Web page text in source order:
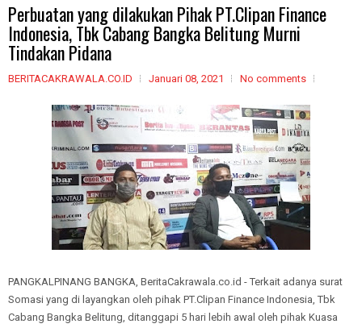
Perbuatan yang dilakukan Pihak PT.Clipan Finance
Indonesia, Tbk Cabang Bangka Belitung Murni
Tindakan Pidana
BERITACAKRAWALA.CO.ID Januari 08, 2021 No comments
PANGKALPINANG BANGKA, BeritaCakrawala.co.id - Terkait adanya surat
Somasi yang di layangkan oleh pihak PT.Clipan Finance Indonesia, Tbk
Cabang Bangka Belitung, ditanggapi 5 hari lebih awal oleh pihak Kuasa